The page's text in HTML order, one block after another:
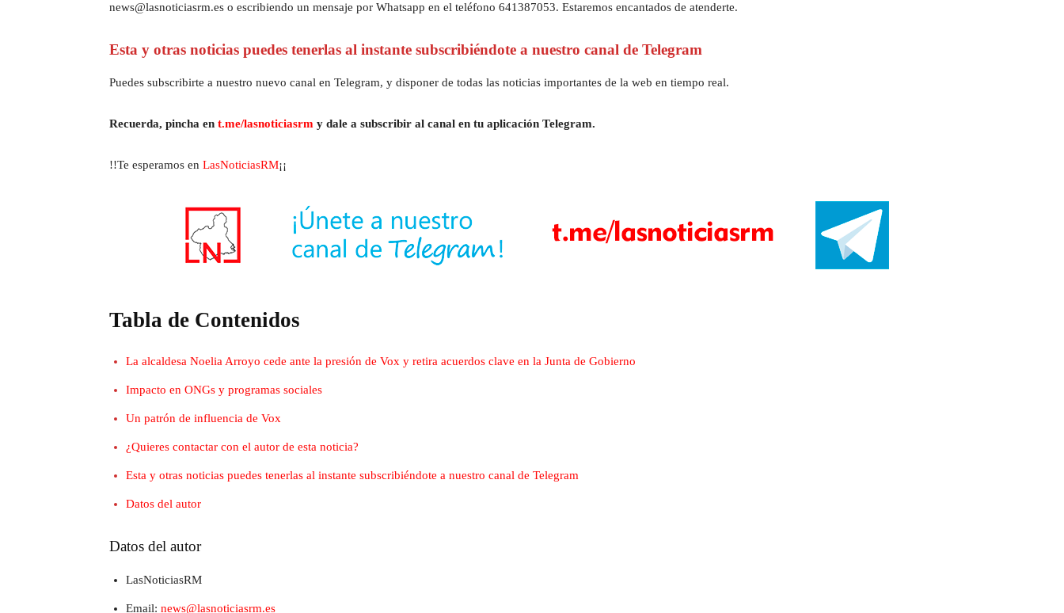
news@lasnoticiasrm.es o escribiendo un mensaje por Whatsapp en el teléfono 641387053. Estaremos encantados de atenderte.
Esta y otras noticias puedes tenerlas al instante subscribiéndote a nuestro canal de Telegram
Puedes subscribirte a nuestro nuevo canal en Telegram, y disponer de todas las noticias importantes de la web en tiempo real.
Recuerda, pincha en t.me/lasnoticiasrm y dale a subscribir al canal en tu aplicación Telegram.
!!Te esperamos en LasNoticiasRM¡¡
Tabla de Contenidos
La alcaldesa Noelia Arroyo cede ante la presión de Vox y retira acuerdos clave en la Junta de Gobierno
Impacto en ONGs y programas sociales
Un patrón de influencia de Vox
¿Quieres contactar con el autor de esta noticia?
Esta y otras noticias puedes tenerlas al instante subscribiéndote a nuestro canal de Telegram
Datos del autor
Datos del autor
LasNoticiasRM
Email: news@lasnoticiasrm.es